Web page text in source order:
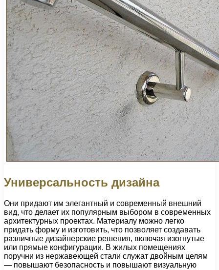
Универсальность дизайна
Они придают им элегантный и современный внешний
вид, что делает их популярным выбором в современных
архитектурных проектах. Материалу можно легко
придать форму и изготовить, что позволяет создавать
различные дизайнерские решения, включая изогнутые
или прямые конфигурации. В жилых помещениях
поручни из нержавеющей стали служат двойным целям
— повышают безопасность и повышают визуальную